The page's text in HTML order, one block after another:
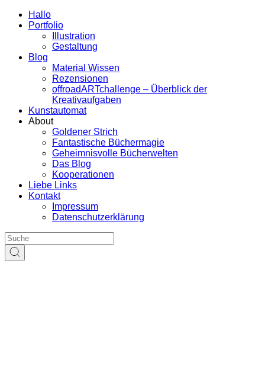
Hallo
Portfolio
Illustration
Gestaltung
Blog
Material Wissen
Rezensionen
offroadARTchallenge – Überblick der
Kreativaufgaben
Kunstautomat
About
Goldener Strich
Fantastische Büchermagie
Geheimnisvolle Bücherwelten
Das Blog
Kooperationen
Liebe Links
Kontakt
Impressum
Datenschutzerklärung